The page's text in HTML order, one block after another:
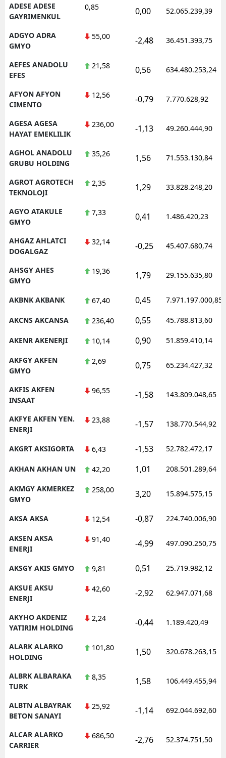
ADESE ADESE
GAYRIMENKUL
0,85 0,00 52.065.239,39
ADGYO ADRA
GMYO
55,00 -2,48 36.451.393,75
AEFES ANADOLU
EFES
21,58 0,56 634.480.253,24
AFYON AFYON
CIMENTO
12,56 -0,79 7.770.628,92
AGESA AGESA
HAYAT EMEKLILIK
236,00 -1,13 49.260.444,90
AGHOL ANADOLU
GRUBU HOLDING
35,26 1,56 71.553.130,84
AGROT AGROTECH
TEKNOLOJI
2,35 1,29 33.828.248,20
AGYO ATAKULE
GMYO
7,33 0,41 1.486.420,23
AHGAZ AHLATCI
DOGALGAZ
32,14 -0,25 45.407.680,74
AHSGY AHES
GMYO
19,36 1,79 29.155.635,80
AKBNK AKBANK 67,40 0,45 7.971.197.000,85
AKCNS AKCANSA 236,40 0,55 45.788.813,60
AKENR AKENERJI 10,14 0,90 51.859.410,14
AKFGY AKFEN
GMYO
2,69 0,75 65.234.427,32
AKFIS AKFEN
INSAAT
96,55 -1,58 143.809.048,65
AKFYE AKFEN YEN.
ENERJI
23,88 -1,57 138.770.544,92
AKGRT AKSIGORTA 6,43 -1,53 52.782.472,17
AKHAN AKHAN UN 42,20 1,01 208.501.289,64
AKMGY AKMERKEZ
GMYO
258,00 3,20 15.894.575,15
AKSA AKSA 12,54 -0,87 224.740.006,90
AKSEN AKSA
ENERJI
91,40 -4,99 497.090.250,75
AKSGY AKIS GMYO 9,81 0,51 25.719.982,12
AKSUE AKSU
ENERJI
42,60 -2,92 62.947.071,68
AKYHO AKDENIZ
YATIRIM HOLDING
2,24 -0,44 1.189.420,49
ALARK ALARKO
HOLDING
101,80 1,50 320.678.263,15
ALBRK ALBARAKA
TURK
8,35 1,58 106.449.455,94
ALBTN ALBAYRAK
BETON SANAYI
25,92 -1,14 692.044.692,60
ALCAR ALARKO
CARRIER
686,50 -2,76 52.374.751,50